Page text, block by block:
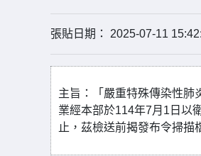
張貼日期： 2025-07-11
主旨：「嚴重特殊傳染性肺
業經本部於114年7月1日以
止，茲檢送前揭發布令掃描